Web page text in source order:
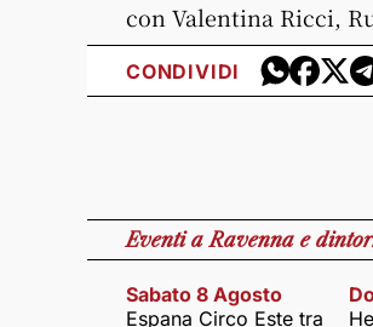
con Valentina Ricci,
CONDIVIDI
Eventia Ravenna e
Sabato 8 Agosto
Espana Circo Este tra